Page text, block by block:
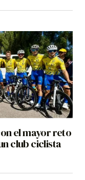
el mayor reto
club ciclista